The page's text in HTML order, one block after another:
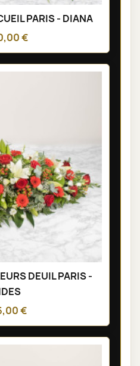
PARIS - DIANA
€
DEUIL PARIS -
€